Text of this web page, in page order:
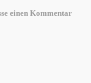
einen Kommentar